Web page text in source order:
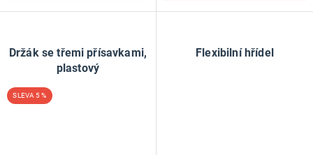
Držák se třemi přísavkami,
plastový
5 %
Flexibilní hřídel